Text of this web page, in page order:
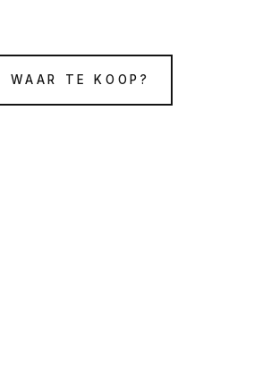
WAAR TE KOOP?